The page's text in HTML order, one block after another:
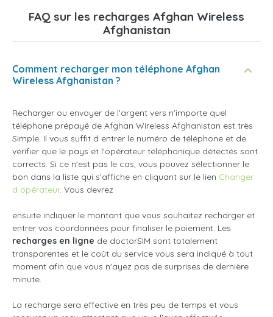
FAQ sur les recharges Afghan Wireless
Afghanistan
Comment recharger mon téléphone Afghan
Wireless Afghanistan ?
Recharger ou envoyer de l'argent vers n'importe quel
téléphone prépayé de Afghan Wireless Afghanistan est très
Simple. Il vous suffit d entrer le numéro de téléphone et de
vérifier que le pays et l'opérateur téléphonique détectés sont
corrects. Si ce n'est pas le cas, vous pouvez sélectionner le
bon dans la liste qui s'affiche en cliquant sur le lien Changer
d opérateur. Vous devrez
ensuite indiquer le montant que vous souhaitez recharger et
entrer vos coordonnées pour finaliser le paiement. Les
recharges en ligne de doctorSIM sont totalement
transparentes et le coût du service vous sera indiqué à tout
moment afin que vous n'ayez pas de surprises de dernière
minute.
La recharge sera effective en très peu de temps et vous